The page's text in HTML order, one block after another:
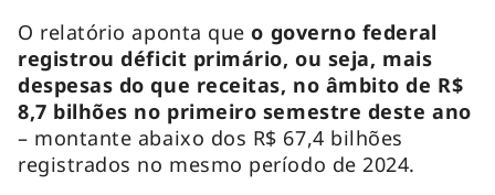
O relatório aponta queo governo federal
registrou déficit primário, ou seja, mais
despesas do que receitas, no âmbito de R$
8,7 bilhões no primeiro semestre deste ano
– montante abaixo dos R$ 67,4 bilhões
registrados no mesmo período de 2024.